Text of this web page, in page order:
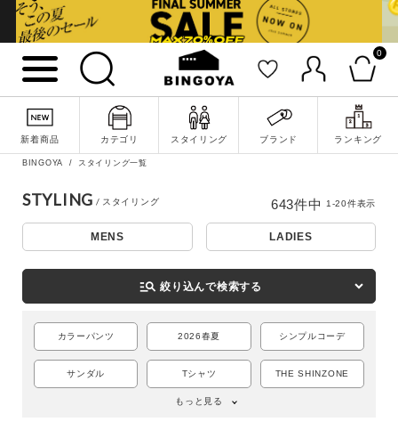
0
新着商品 カテゴリ スタイリング ブランド ランキング
詳細検索
BINGOYA スタイリング一覧
STYLING
MENS LADIES
manage_search 絞り込んで検索する
カラーパンツ 2026春夏 シンプルコーデ
サンダル Tシャツ THE SHINZONE
もっと見る
643件中 1-20件表示